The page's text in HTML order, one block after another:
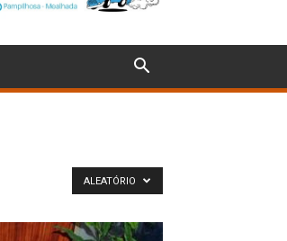
ALEATÓRIO